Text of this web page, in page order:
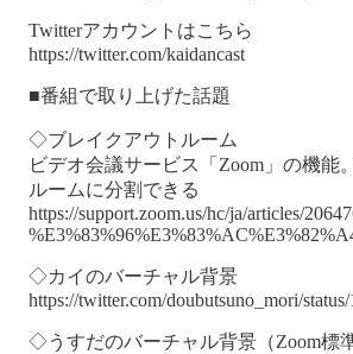
Twitterアカウントはこちら
https://twitter.com/kaidancast
■番組で取り上げた話題
◇ブレイクアウトルーム
ビデオ会議サービス「Zoom」の機能
ルームに分割できる
https://support.zoom.us/hc/ja/articles/
◇カイのバーチャル背景
https://twitter.com/doubutsuno_mori/
◇うすだのバーチャル背景（Zoom標